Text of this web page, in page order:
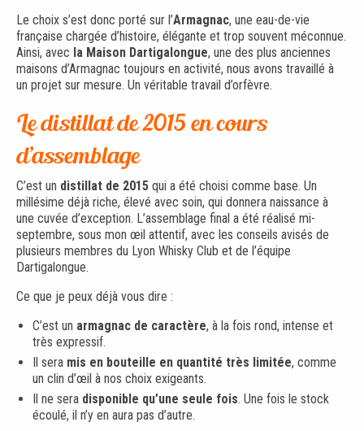
Le choix s’est donc porté sur l’Armagnac, une eau-de-vie
française chargée d’histoire, élégante et trop souvent méconnue.
Ainsi, avec la Maison Dartigalongue, une des plus anciennes
maisons d’Armagnac toujours en activité, nous avons travaillé à
un projet sur mesure. Un véritable travail d’orfèvre.
Le distillat de 2015 en cours
d’assemblage
C’est un distillat de 2015 qui a été choisi comme base. Un
millésime déjà riche, élevé avec soin, qui donnera naissance à
une cuvée d’exception. L’assemblage final a été réalisé mi-
septembre, sous mon œil attentif, avec les conseils avisés de
plusieurs membres du Lyon Whisky Club et de l’équipe
Dartigalongue.
Ce que je peux déjà vous dire :
C’est un armagnac de caractère, à la fois rond, intense et
très expressif.
Il sera mis en bouteille en quantité très limitée, comme
un clin d’œil à nos choix exigeants.
Il ne sera disponible qu’une seule fois. Une fois le stock
écoulé, il n’y en aura pas d’autre.